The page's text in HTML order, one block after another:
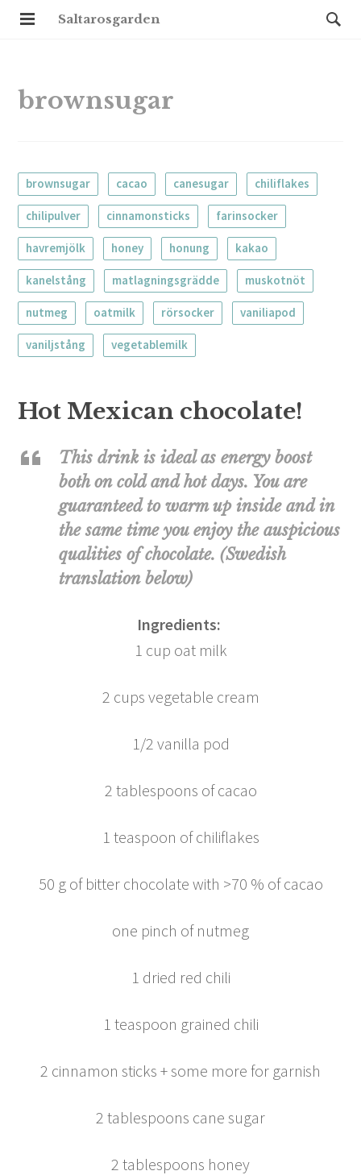
Saltarosgarden
brownsugar
brownsugar cacao canesugar chiliflakes
chilipulver cinnamonsticks farinsocker
havremjölk honey honung kakao
kanelstång matlagningsgrädde muskotnöt
nutmeg oatmilk rörsocker vaniliapod
vaniljstång vegetablemilk
Hot Mexican chocolate!
This drink is ideal as energy boost
both on cold and hot days. You are
guaranteed to warm up inside and in
the same time you enjoy the auspicious
qualities of chocolate. (Swedish
translation below)
Ingredients:
1 cup oat milk
2 cups vegetable cream
1/2 vanilla pod
2 tablespoons of cacao
1 teaspoon of chiliflakes
50 g of bitter chocolate with >70 % of cacao
one pinch of nutmeg
1 dried red chili
1 teaspoon grained chili
2 cinnamon sticks + some more for garnish
2 tablespoons cane sugar
2 tablespoons honey